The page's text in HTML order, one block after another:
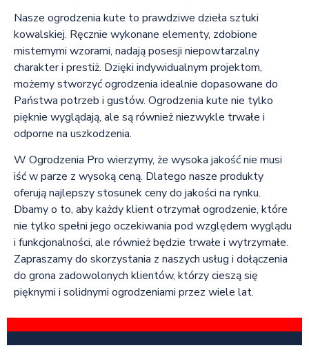
Nasze ogrodzenia kute to prawdziwe dzieła sztuki
kowalskiej. Ręcznie wykonane elementy, zdobione
misternymi wzorami, nadają posesji niepowtarzalny
charakter i prestiż. Dzięki indywidualnym projektom,
możemy stworzyć ogrodzenia idealnie dopasowane do
Państwa potrzeb i gustów. Ogrodzenia kute nie tylko
pięknie wyglądają, ale są również niezwykle trwałe i
odporne na uszkodzenia.
W Ogrodzenia Pro wierzymy, że wysoka jakość nie musi
iść w parze z wysoką ceną. Dlatego nasze produkty
oferują najlepszy stosunek ceny do jakości na rynku.
Dbamy o to, aby każdy klient otrzymał ogrodzenie, które
nie tylko spełni jego oczekiwania pod względem wyglądu
i funkcjonalności, ale również będzie trwałe i wytrzymałe.
Zapraszamy do skorzystania z naszych usług i dołączenia
do grona zadowolonych klientów, którzy cieszą się
pięknymi i solidnymi ogrodzeniami przez wiele lat.